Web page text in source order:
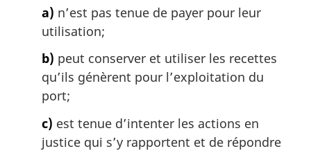
a) n’est pas tenue de payer pour leur
utilisation;
b) peut conserver et utiliser les recettes
qu’ils génèrent pour l’exploitation du
port;
c) est tenue d’intenter les actions en
justice qui s’y rapportent et de répondre